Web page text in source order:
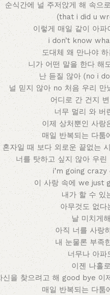
순식간에 널 주저앉게 해 속으
(that i did u
이렇게 매일 같이 아파
i don’t know
도대체 왜 만나야
니가 어떤 말을 한다 해
난 듣질 않아 (no i
널 믿지 않아 no 처음 우리 만
어디로 간 건지
너무 멀리 와 버
이제 상처뿐인 사랑
매일 반복되는 다툼
혼자일 때 보다 외로운 끝없는
너를 탓하고 싶지 않아 우
i’m going crazy
이 사랑 속에 we just
내가 할 수 있
아무것도 없다
날 미치게해
아직 너를 사랑
내 눈물론 부족
너무나 아파
이젠 나홀로
신을 찾으려고 해 good bye 이
매일 반복되는 다툼